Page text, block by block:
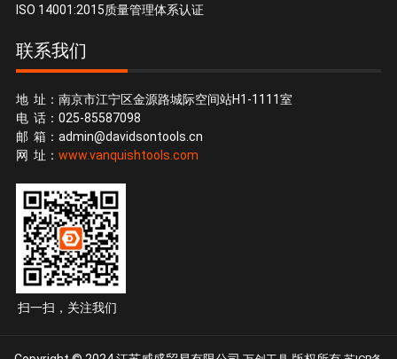
ISO 14001:2015质量管理体系认证
联系我们
地 址：南京市江宁区金源路城际空间站H1-1111室
电 话：025-85587098
邮 箱： admin@davidsontools.cn
网 址： www.vanquishtools.com
扫一扫，关注我们